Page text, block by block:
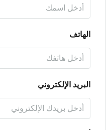
الهاتف
البريد الإلكتروني